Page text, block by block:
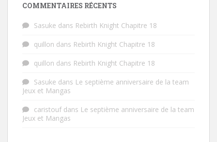
COMMENTAIRES RÉCENTS
Sasuke dans Rebirth Knight Chapitre 18
quillon dans Rebirth Knight Chapitre 18
quillon dans Rebirth Knight Chapitre 18
Sasuke dans Le septième anniversaire de la team
Jeux et Mangas
caristoufdans Le septième anniversaire de la team
Jeux et Mangas